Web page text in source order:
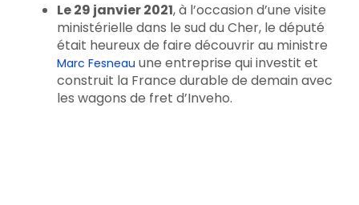
Le 29 janvier 2021, à l’occasion d’une visite
ministérielle dans le sud du Cher, le député
était heureux de faire découvrir au ministre
Marc Fesneau une entreprise qui investit et
construit la France durable de demain avec
les wagons de fret d’Inveho.